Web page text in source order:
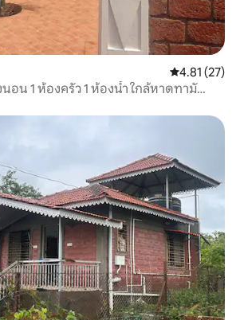
คะแนนเฉลี่ย
4.81 (27)
นอน 1 ห้องครัว 1 ห้องน้ำ ใกล้หาดทามั